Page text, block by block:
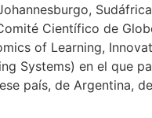
Científico de
of Learning,
Systems) en el que
país, de Argentina,